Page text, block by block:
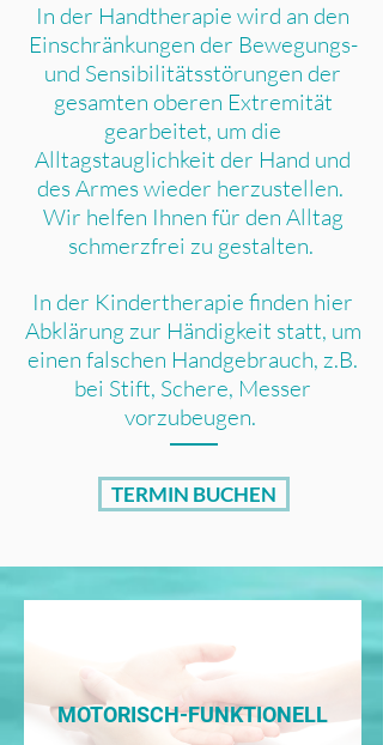
In der Handtherapie wird an den
Einschränkungen der Bewegungs-
und Sensibilitätsstörungen der
gesamten oberen Extremität
gearbeitet, um die
Alltagstauglichkeit der Hand und
des Armes wieder herzustellen.
Wir helfen Ihnen für den Alltag
schmerzfrei zu gestalten.
In der Kindertherapie finden hier
Abklärung zur Händigkeit statt, um
einen falschen Handgebrauch, z.B.
bei Stift, Schere, Messer
vorzubeugen.
TERMIN BUCHEN
Therapie bei Erkrankungen
des Stütz- und
Bewegungssytems
MOTORISCH-FUNKTIONELL